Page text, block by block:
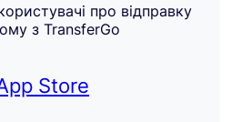
про відправку
з TransferGo
Store